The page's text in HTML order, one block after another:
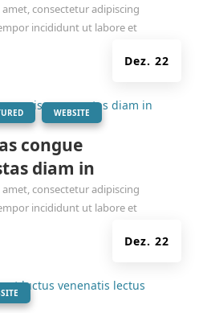
Dez. 22
consectetur adipiscing
incididunt ut labore et
congue
diam in
Dez. 22
WEBSITE
consectetur adipiscing
incididunt ut labore et